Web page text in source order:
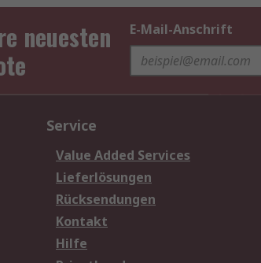
neuesten
E-Mail-Anschrift
Service
Value Added Services
Lieferlösungen
Rücksendungen
Kontakt
Hilfe